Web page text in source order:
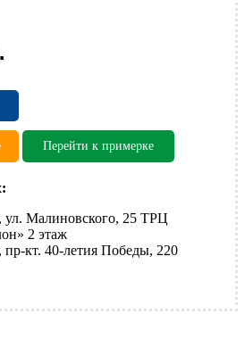
Перейти к примерке
ул. Малиновского, 25 ТРЦ
2 этаж
пр-кт. 40-летия Победы, 220